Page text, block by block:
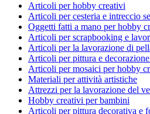
Articoli per hobby creativi
Articoli per cesteria e intreccio
Oggetti fatti a mano per hobby
Articoli per scrapbooking e
Articoli per la lavorazione di
Articoli per pittura e
Articoli per mosaici per hobby
Materiali per attività artistiche
Attrezzi per la lavorazione del
Hobby creativi per bambini
Articoli per pittura decorativa e